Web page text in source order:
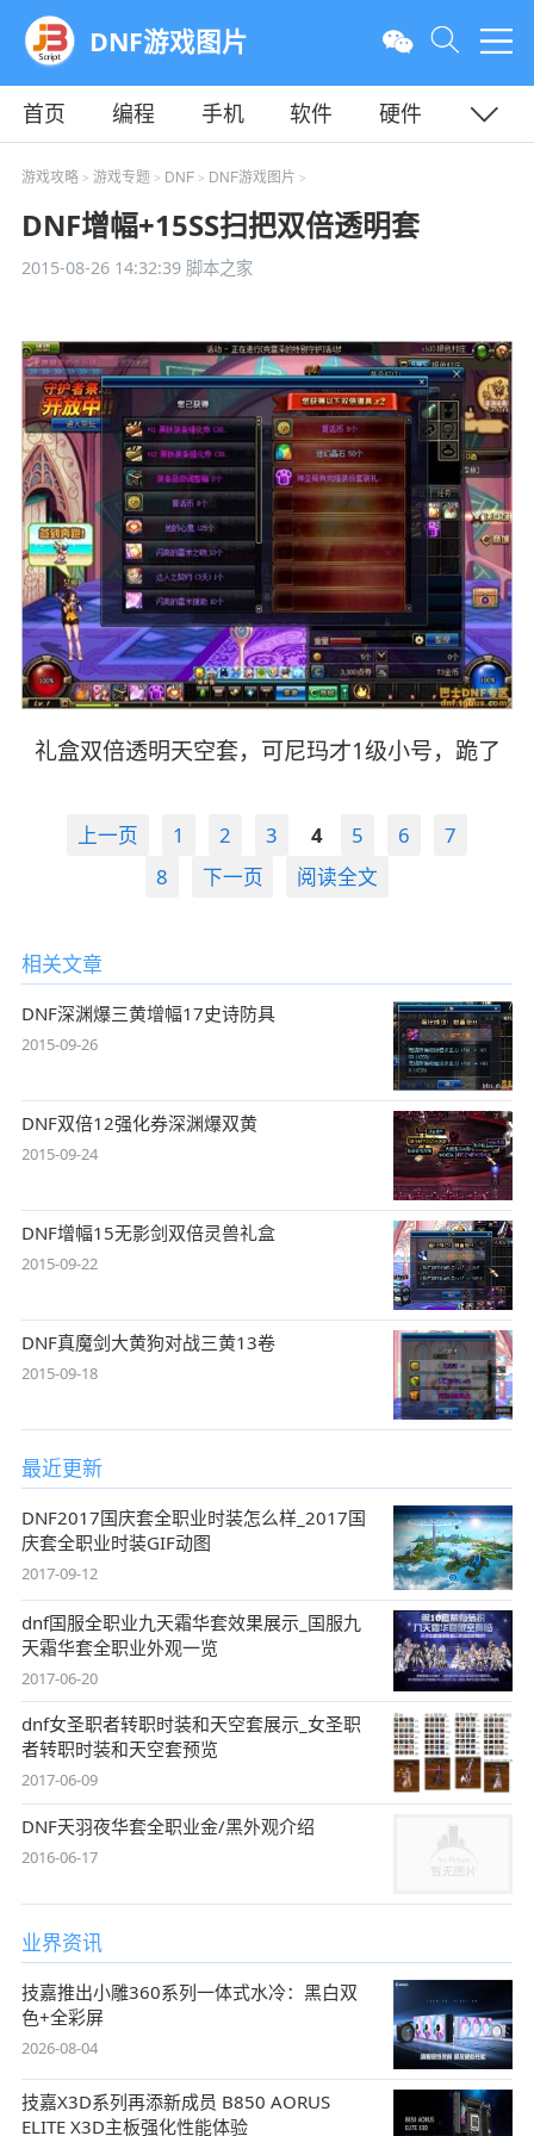
DNF游戏图片
首页 编程 手机 软件
硬件
教程
平面 服务器
游戏攻略> 游戏专题 > DNF> DNF游戏图片 >
DNF增幅+15SS扫把双倍透明套
2015-08-26 14:32:39脚本之家
礼盒双倍透明天空套，可尼玛才1级小号，跪了
上一页 1 2 3 4 5 6
7
8
下一页 阅读全文
相关文章
DNF深渊爆三黄增幅17史诗防具
2015-09-26
DNF双倍12强化券深渊爆双黄
2015-09-24
DNF增幅15无影剑双倍灵兽礼盒
2015-09-22
DNF真魔剑大黄狗对战三黄13卷
2015-09-18
最近更新
DNF2017国庆套全职业时装怎么样_2017国
庆套全职业时装GIF动图
2017-09-12
dnf国服全职业九天霜华套效果展示_国服九
天霜华套全职业外观一览
2017-06-20
dnf女圣职者转职时装和天空套展示_女圣职
者转职时装和天空套预览
2017-06-09
DNF天羽夜华套全职业金/黑外观介绍
2016-06-17
业界资讯
技嘉推出小雕360系列一体式水冷：黑白双
色+全彩屏
2026-08-04
技嘉X3D系列再添新成员 B850 AORUS
ELITE X3D主板强化性能体验